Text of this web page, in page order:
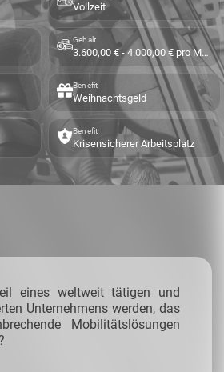
Vollzeit
Gehalt
3.600,00 € - 4.000,00 € pro Monat
Benefit
Weihnachtsgeld
Benefit
Krisensicherer Arbeitsplatz
eines weltweit tätigen und
Unternehmens werden, das
Mobilitätslösungen